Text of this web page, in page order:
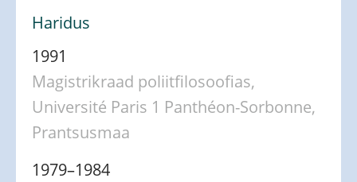
Haridus
1991
Magistrikraad poliitfilosoofias,
Université Paris 1 Panthéon-Sorbonne,
Prantsusmaa
1979–1984